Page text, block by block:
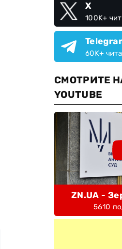
X
100K+
60K+
СМОТРИТЕ
YOUTUBE
ZN.UA -
5610